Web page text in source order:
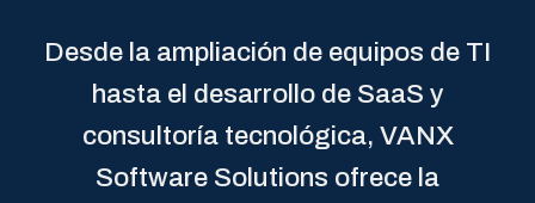
Desde la ampliación de equipos de TI
hasta el desarrollo de SaaS y
consultoría tecnológica, VANX
Software Solutions ofrece la